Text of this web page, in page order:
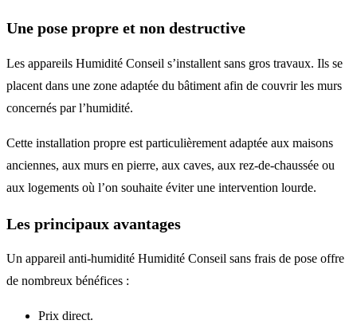
Une pose propre et non destructive
Les appareils Humidité Conseil s’installent sans gros travaux. Ils se
placent dans une zone adaptée du bâtiment afin de couvrir les murs
concernés par l’humidité.
Cette installation propre est particulièrement adaptée aux maisons
anciennes, aux murs en pierre, aux caves, aux rez-de-chaussée ou
aux logements où l’on souhaite éviter une intervention lourde.
Les principaux avantages
Un appareil anti-humidité Humidité Conseil sans frais de pose offre
de nombreux bénéfices :
Prix direct.